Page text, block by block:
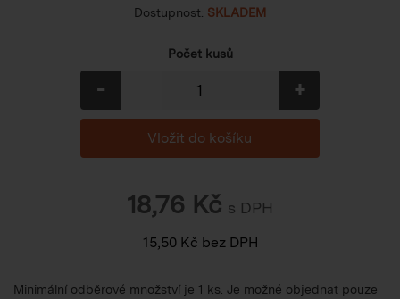
Dostupnost: SKLADEM
Počet kusů
- +
18,76 Kč s DPH
15,50Kč bez DPH
Minimální odběrové množství je 1 ks. Je možné objednat pouze